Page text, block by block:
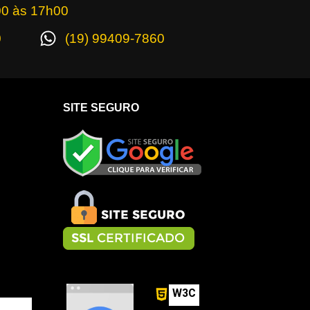
às 17h00
(19) 99409-7860
SITE SEGURO
W3C